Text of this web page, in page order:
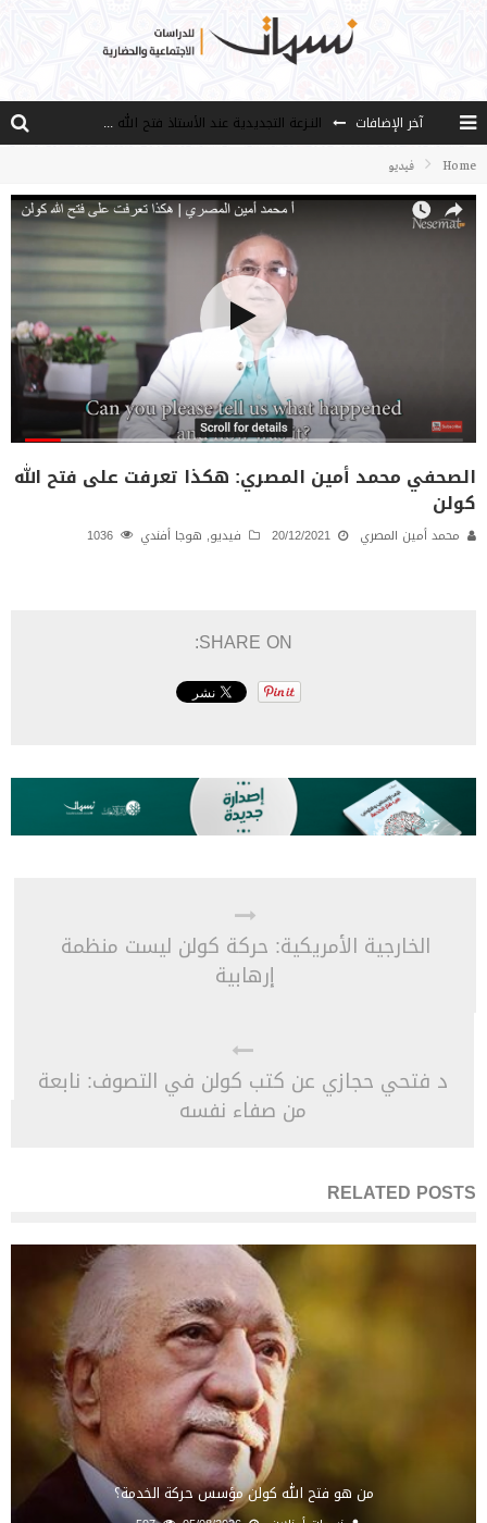
آخر الإضافات
النـزعة التجديدية عند الأستاذ فتح الله كولن
كيف نصل إلى أفق إنسان “هل من مزيد”؟
الأستاذ عالما عارفا حكيما
مصادر العلم وسببه
Home فيديو
الصحفي محمد أمين المصري: هكذا تعرفت على فتح الله
كولن
محمد أمين المصري 20/12/2021 فيديو, هوجا أفندي
SHARE ON:
الخارجية الأمريكية: حركة كولن ليست منظمة
إرهابية
د فتحي حجازي عن كتب كولن في التصوف: نابعة
من صفاء نفسه
RELATED POSTS
من هو فتح الله كولن مؤسس حركة الخدمة؟